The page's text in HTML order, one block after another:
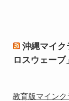
沖縄マイク
ロスウェーブ
教育版マイン